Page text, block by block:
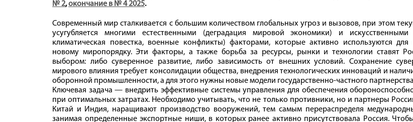
№ 2,окончание в № 4 2025.
Современный мир сталкивается с большим количеством глобальных угроз и вызовов, при этом
усугубляется многими естественными (деградация мировой экономики) и искусственными
климатическая повестка, военные конфликты) факторами, которые активно используются для
новому миропорядку. Эти факторы, а также борьба за ресурсы, рынки и технологии ставят
выбором: либо суверенное развитие, либо зависимость от внешних условий. Сохранение
мирового влияния требует консолидации общества, внедрения технологических инноваций и
оборонной промышленности, а для этого нужны новые модели государственно-частного
Ключевая задача — внедрить эффективные системы управления для обеспечения
при оптимальных затратах. Необходимо учитывать, что не только противники, но и партнеры
Китай и Индия, наращивают производство вооружений, тем самым перераспределя
занимая определенные экспортные ниши, в которых ранее активно присутствовала Россия.